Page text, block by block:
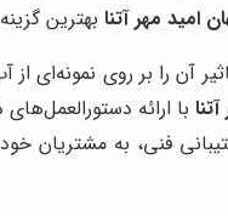
امید مهر آتنابهترین
آن را بر روی نمونه‌ای
با ارائه
فنی، به مشتریان